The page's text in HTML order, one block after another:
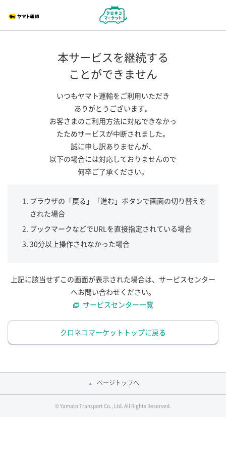
本サービスを継続する
ことができません
いつもヤマト運輸をご利用いただき
ありがとうございます。
お客さまのご利用方法に対応できなかっ
たためサービスが中断されました。
誠に申し訳ありませんが、
以下の場合には対応しておりませんので
何卒ご了承ください。
ブラウザの「戻る」「進む」ボタンで画面の切り替えを
された場合
ブックマークなどでURLを直接指定されている場合
30分以上操作されなかった場合
上記に該当せずこの画面が表示された場合は、サービスセンター
へお問い合わせください。
サービスセンター一覧
クロネコマーケットトップに戻る
ページトップへ
© Yamato Transport Co., Ltd. All Rights Reserved.